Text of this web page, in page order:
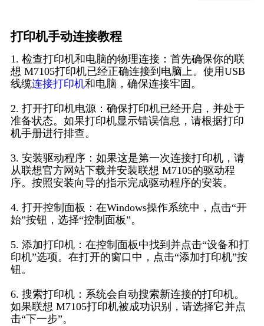
打印机手动连接教程
1. 检查打印机和电脑的物理连接：首先确保你的联
想 M7105打印机已经正确连接到电脑上。使用USB
线缆连接打印机和电脑，确保连接牢固。
2. 打开打印机电源：确保打印机已经开启，并处于
准备状态。如果打印机显示错误信息，请根据打印
机手册进行排查。
3. 安装驱动程序：如果这是第一次连接打印机，请
从联想官方网站下载并安装联想 M7105的驱动程
序。按照安装向导的指示完成驱动程序的安装。
4. 打开控制面板：在Windows操作系统中，点击“开
始”按钮，选择“控制面板”。
5. 添加打印机：在控制面板中找到并点击“设备和打
印机”选项。在打开的窗口中，点击“添加打印机”按
钮。
6. 搜索打印机：系统会自动搜索新连接的打印机。
如果联想 M7105打印机被成功识别，请选择它并点
击“下一步”。